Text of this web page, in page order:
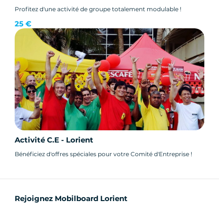
Profitez d'une activité de groupe totalement modulable !
25 €
Activité C.E - Lorient
Bénéficiez d'offres spéciales pour votre Comité d'Entreprise !
Rejoignez Mobilboard Lorient